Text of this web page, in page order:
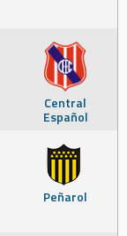
Central
Español
Peñarol